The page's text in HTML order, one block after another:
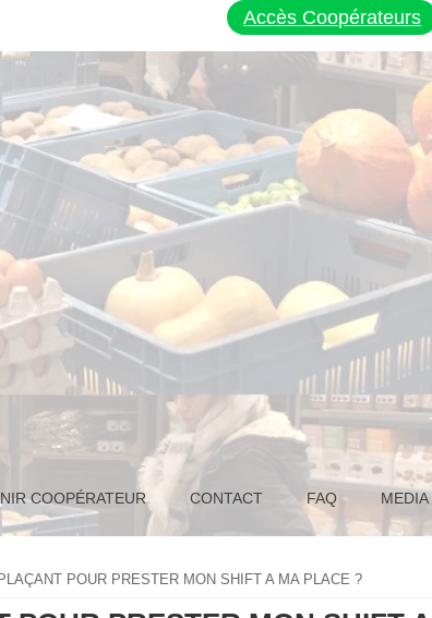
Accès Coopérateurs
COOPÉRATEUR CONTACT FAQ MEDIA
POUR PRESTER MON SHIFT A MA PLACE ?